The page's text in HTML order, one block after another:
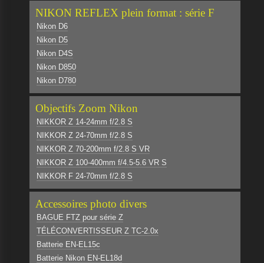
NIKON REFLEX plein format : série F
Nikon D6
Nikon D5
Nikon D4S
Nikon D850
Nikon D780
Objectifs Zoom Nikon
NIKKOR Z 14-24mm f/2.8 S
NIKKOR Z 24-70mm f/2.8 S
NIKKOR Z 70-200mm f/2.8 S VR
NIKKOR Z 100-400mm f/4.5-5.6 VR S
NIKKOR F 24-70mm f/2.8 S
Accessoires photo divers
BAGUE FTZ pour série Z
TÉLÉCONVERTISSEUR Z TC-2.0x
Batterie EN-EL15c
Batterie Nikon EN-EL18d